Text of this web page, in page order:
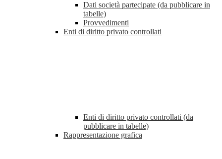
Dati società partecipate (da pubblicare in
tabelle)
Provvedimenti
Enti di diritto privato controllati
Enti di diritto privato controllati (da
pubblicare in tabelle)
Rappresentazione grafica